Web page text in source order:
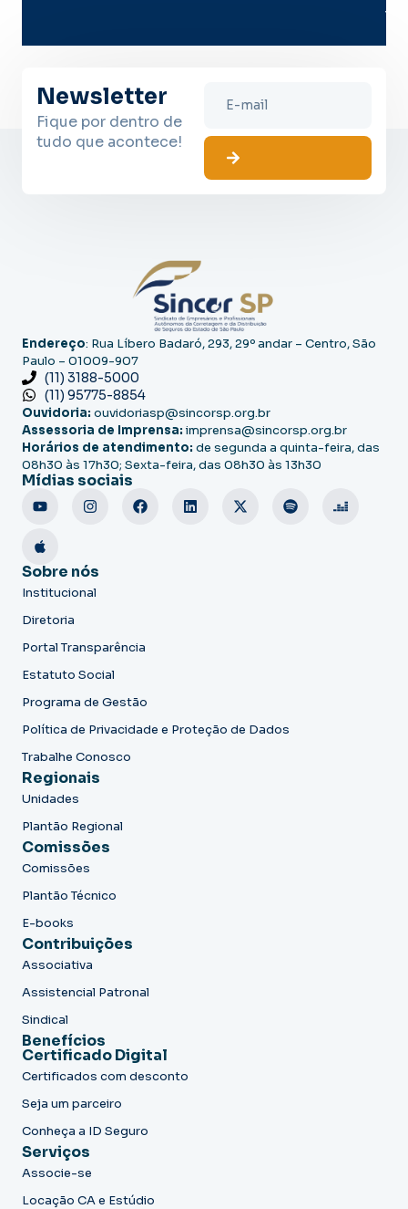
Newsletter
Fique por dentro de
tudo que acontece!
Endereço: Rua Líbero Badaró, 293, 29º andar – Centro, São
Paulo – 01009-907
(11) 3188-5000
(11) 95775-8854
Ouvidoria: ouvidoriasp@sincorsp.org.br
Assessoria de Imprensa: imprensa@sincorsp.org.br
Horários de atendimento: de segunda a quinta-feira, das
08h30 às 17h30; Sexta-feira, das 08h30 às 13h30
Mídias sociais
Sobre nós
Institucional
Diretoria
Portal Transparência
Estatuto Social
Programa de Gestão
Política de Privacidade e Proteção de Dados
Trabalhe Conosco
Regionais
Unidades
Plantão Regional
Comissões
Comissões
Plantão Técnico
E-books
Contribuições
Associativa
Assistencial Patronal
Sindical
Benefícios
Certificado Digital
Certificados com desconto
Seja um parceiro
Conheça a ID Seguro
Serviços
Associe-se
Locação CA e Estúdio